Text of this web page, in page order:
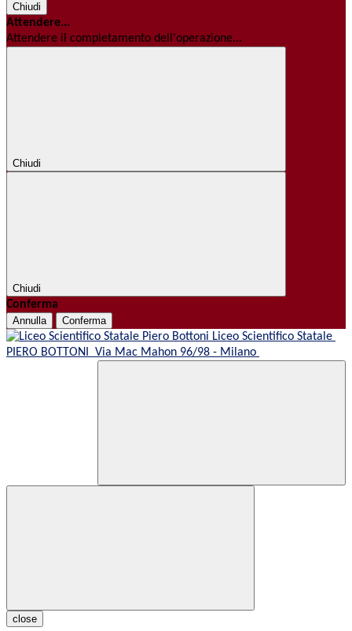
Chiudi
Attendere...
Attendere il completamento dell'operazione...
Chiudi
Chiudi
Conferma
Annulla Conferma
Liceo Scientifico Statale
PIERO BOTTONI Via Mac Mahon 96/98 - Milano
close